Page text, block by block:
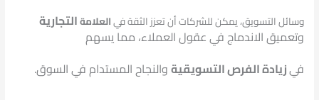
وسائل التسويق، يمكن للشركات أن تعزز الثقة فيالعلامةالتجارية
وتعميق الاندماج في عقول العملاء، مما يسهم
فيزيادة الفرص التسويقيةوالنجاح المستدام في السوق.